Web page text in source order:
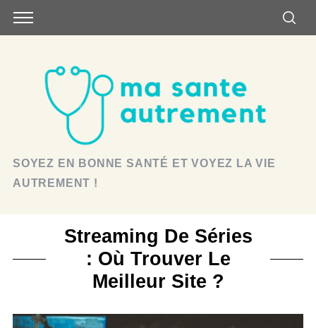
SOYEZ EN BONNE SANTÉ ET VOYEZ LA VIE
AUTREMENT !
Streaming De Séries
: Où Trouver Le
Meilleur Site ?